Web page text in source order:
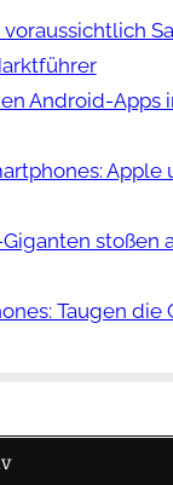
Android-Apps
Apple
stoßen
Taugen die